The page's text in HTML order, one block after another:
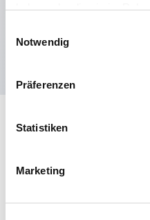
haben oder die sie im
Notwendig
Präferenzen
Statistiken
Marketing
Schutzart IP65
Dokumente und